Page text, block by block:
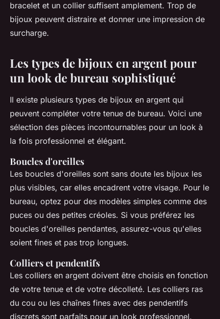
bracelet et un collier suffisent amplement. Trop de
bijoux peuvent distraire et donner une impression de
surcharge.
Les types de bijoux en argent pour
un look de bureau sophistiqué
Il existe plusieurs types de bijoux en argent qui
peuvent compléter votre tenue de bureau. Voici une
sélection des pièces incontournables pour un look à
la fois professionnel et élégant.
Boucles d'oreilles
Les boucles d'oreilles sont sans doute les bijoux les
plus visibles, car elles encadrent votre visage. Pour le
bureau, optez pour des modèles simples comme des
puces ou des petites créoles. Si vous préférez les
boucles d'oreilles pendantes, assurez-vous qu'elles
soient fines et pas trop longues.
Colliers et pendentifs
Les colliers en argent doivent être choisis en fonction
de votre tenue et de votre décolleté. Les colliers ras
du cou ou les chaînes fines avec des pendentifs
discrets sont parfaits pour un look professionnel.